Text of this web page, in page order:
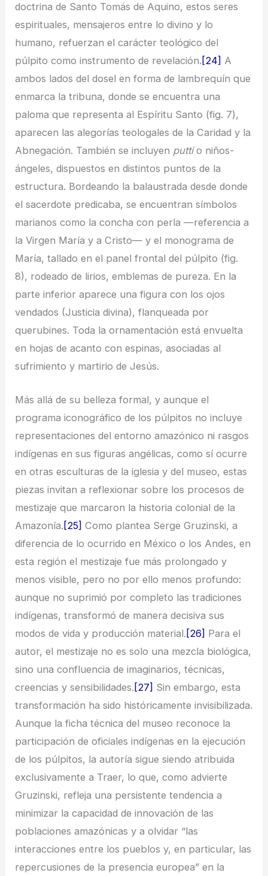
doctrina de Santo Tomás de Aquino, estos seres
espirituales, mensajeros entre lo divino y lo
humano, refuerzan el carácter teológico del
púlpito como instrumento de revelación. [24] A
ambos lados del dosel en forma de lambrequín que
enmarca la tribuna, donde se encuentra una
paloma que representa al Espíritu Santo (fig. 7),
aparecen las alegorías teologales de la Caridad y la
Abnegación. También se incluyen puttio niños-
ángeles, dispuestos en distintos puntos de la
estructura. Bordeando la balaustrada desde donde
el sacerdote predicaba, se encuentran símbolos
marianos como la concha con perla —referencia a
la Virgen María y a Cristo— y el monograma de
María, tallado en el panel frontal del púlpito (fig.
8), rodeado de lirios, emblemas de pureza. En la
parte inferior aparece una figura con los ojos
vendados (Justicia divina), flanqueada por
querubines. Toda la ornamentación está envuelta
en hojas de acanto con espinas, asociadas al
sufrimiento y martirio de Jesús.
Más allá de su belleza formal, y aunque el
programa iconográfico de los púlpitos no incluye
representaciones del entorno amazónico ni rasgos
indígenas en sus figuras angélicas, como sí ocurre
en otras esculturas de la iglesia y del museo, estas
piezas invitan a reflexionar sobre los procesos de
mestizaje que marcaron la historia colonial de la
Amazonía. [25] Como plantea Serge Gruzinski, a
diferencia de lo ocurrido en México o los Andes, en
esta región el mestizaje fue más prolongado y
menos visible, pero no por ello menos profundo:
aunque no suprimió por completo las tradiciones
indígenas, transformó de manera decisiva sus
modos de vida y producción material. [26] Para el
autor, el mestizaje no es solo una mezcla biológica,
sino una confluencia de imaginarios, técnicas,
creencias y sensibilidades. [27] Sin embargo, esta
transformación ha sido históricamente invisibilizada.
Aunque la ficha técnica del museo reconoce la
participación de oficiales indígenas en la ejecución
de los púlpitos, la autoría sigue siendo atribuida
exclusivamente a Traer, lo que, como advierte
Gruzinski, refleja una persistente tendencia a
minimizar la capacidad de innovación de las
poblaciones amazónicas y a olvidar “las
interacciones entre los pueblos y, en particular, las
repercusiones de la presencia europea” en la